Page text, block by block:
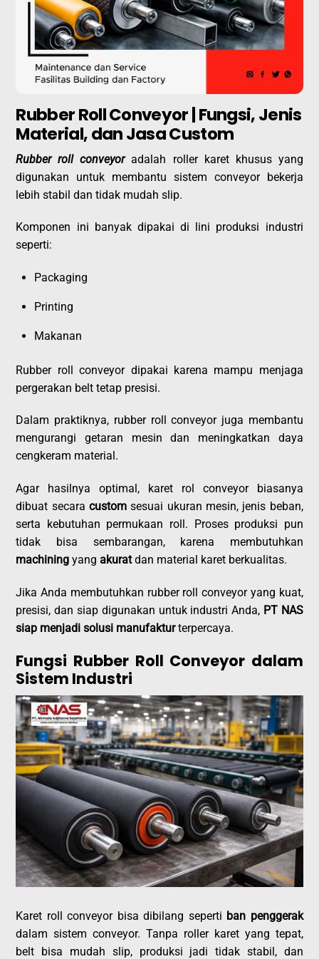
Rubber Roll Conveyor | Fungsi, Jenis
Material, dan Jasa Custom
Rubber roll conveyoradalah roller karet khusus yang
digunakan untuk membantu sistem conveyor bekerja
lebih stabil dan tidak mudah slip.
Komponen ini banyak dipakai di lini produksi industri
seperti:
Packaging
Printing
Makanan
Rubber roll conveyor dipakai karena mampu menjaga
pergerakan belt tetap presisi.
Dalam praktiknya, rubber roll conveyor juga membantu
mengurangi getaran mesin dan meningkatkan daya
cengkeram material.
Agar hasilnya optimal, karet rol conveyor biasanya
dibuat secaracustom sesuai ukuran mesin, jenis beban,
serta kebutuhan permukaan roll. Proses produksi pun
tidak bisa sembarangan, karena membutuhkan
machining yangakuratdan material karet berkualitas.
Jika Anda membutuhkan rubber roll conveyor yang kuat,
presisi, dan siap digunakan untuk industri Anda, PT NAS
siap menjadi solusi manufakturterpercaya.
Fungsi Rubber Roll Conveyor dalam
Sistem Industri
Karet roll conveyor bisa dibilang seperti ban penggerak
dalam sistem conveyor. Tanpa roller karet yang tepat,
belt bisa mudah slip, produksi jadi tidak stabil, dan